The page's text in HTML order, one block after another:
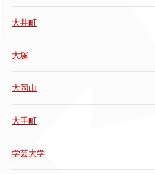
大井町
大塚
大岡山
大手町
学芸大学